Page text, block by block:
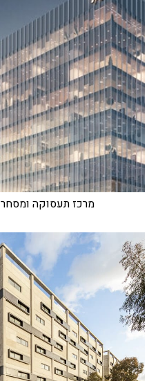
מרכז תעסוקה ומסחר ONYX, צומת סביון